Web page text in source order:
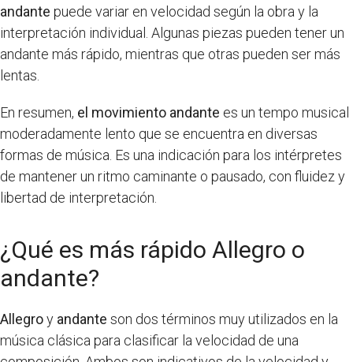
andante puede variar en velocidad según la obra y la
interpretación individual. Algunas piezas pueden tener un
andante más rápido, mientras que otras pueden ser más
lentas.
En resumen, el movimiento andante es un tempo musical
moderadamente lento que se encuentra en diversas
formas de música. Es una indicación para los intérpretes
de mantener un ritmo caminante o pausado, con fluidez y
libertad de interpretación.
¿Qué es más rápido Allegro o
andante?
Allegroy andante son dos términos muy utilizados en la
música clásica para clasificar la velocidad de una